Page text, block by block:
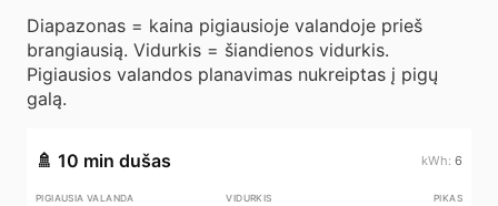
Diapazonas = kaina pigiausioje valandoje prieš
brangiausią. Vidurkis = šiandienos vidurkis.
Pigiausios valandos planavimas nukreiptas į pigų
galą.
🚿 10 min dušas 6